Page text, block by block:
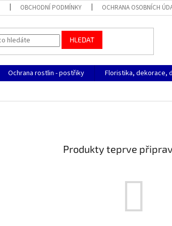
OBCHODNÍ PODMÍNKY OCHRANA OSOBNÍCH
HLEDAT
Ochrana rostlin - postřiky Floristika, dekorace,
Produkty teprve